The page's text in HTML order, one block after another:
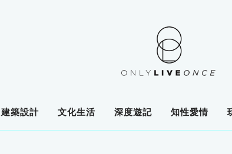
建築設計 文化生活 深度遊記 知性愛情